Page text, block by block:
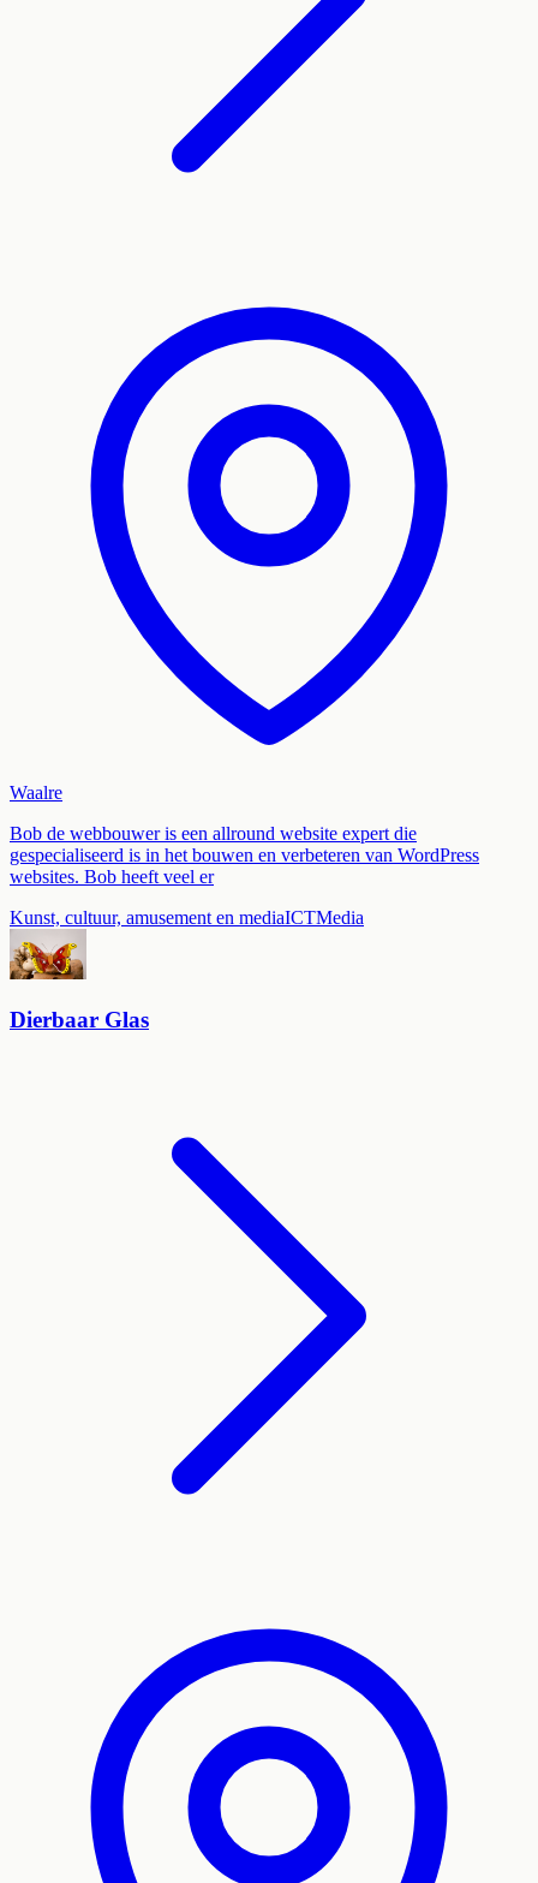
Waalre
Bob de webbouwer is een allround website expert die
gespecialiseerd is in het bouwen en verbeteren van WordPress
websites. Bob heeft veel er
Kunst, cultuur, amusement en mediaICTMedia
Dierbaar Glas